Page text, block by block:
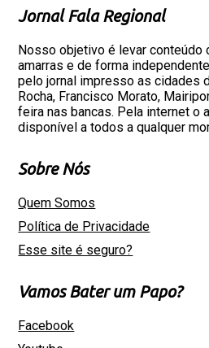
Jornal Fala Regional
Nosso objetivo é levar conteúdo
amarras e de forma
pelo jornal impresso as cidades
Rocha, Francisco Morato,
feira nas bancas. Pela internet o
disponível a todos a qualquer
Sobre Nós
Quem Somos
Política de Privacidade
Esse site é seguro?
Vamos Bater um Papo?
Facebook